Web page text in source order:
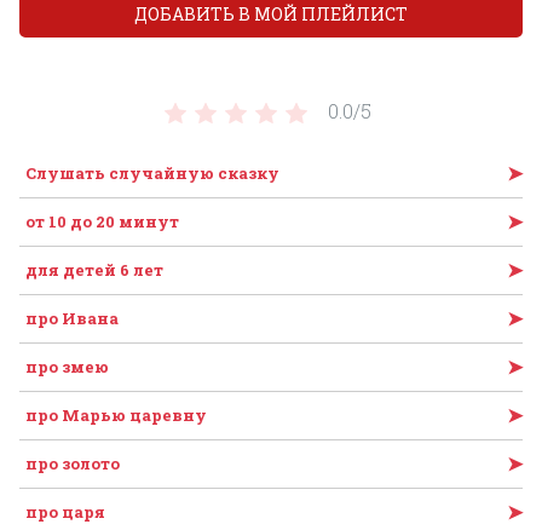
0.0/5
Слушать случайную сказку ➤
от 10 до 20 минут ➤
для детей 6 лет ➤
про Ивана ➤
про змею ➤
про Марью царевну ➤
про золото ➤
про царя ➤
ДОБАВИТЬ В МОЙ ПЛЕЙЛИСТ